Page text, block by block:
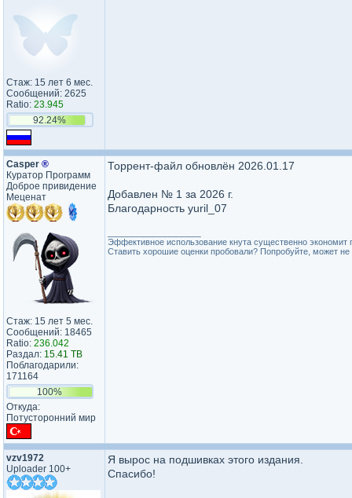
Стаж: 15 лет 6 мес.
Сообщений: 2625
Ratio: 23.945
92.24%
Casper ®
Куратор Программ
Доброе привидение
Меценат
Стаж: 15 лет 5 мес.
Сообщений: 18465
Ratio: 236.042
Раздал: 15.41 TB
Поблагодарили:
171164
100%
Откуда:
Потусторонний мир
Торрент-файл обновлён 2026.01.17
Добавлен № 1 за 2026 г.
Благодарность yuril_07
Эффективное использование кнута существенно экономит
Ставить хорошие оценки пробовали? Попробуйте, может
vzv1972
Uploader 100+
Я вырос на подшивках этого издания.
Спасибо!